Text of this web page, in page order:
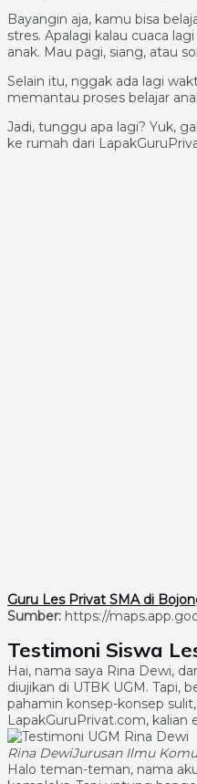
Bayangin aja, kamu bisa
stres. Apalagi kalau cuaca
anak. Mau pagi, siang, atau
Selain itu, nggak ada lagi
memantau proses belajar
Jadi, tunggu apa lagi? Yuk,
ke rumah dari
Guru Les Privat SMA di
Sumber: https://
Testimoni Siswa
Hai, nama saya Rina Dewi,
diujikan di UTBK UGM. Tapi,
pahamin konsep-konsep
LapakGuruPrivat.com, kalian
Rina DewiJurusan Ilmu
Halo teman-teman, nama